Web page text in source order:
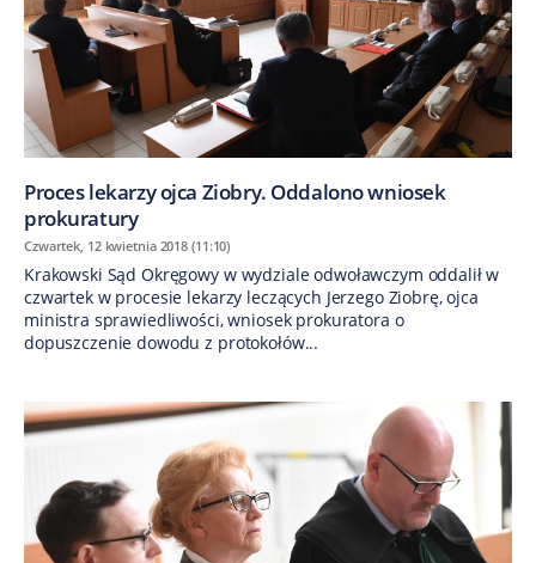
Proces lekarzy ojca Ziobry. Oddalono wniosek
prokuratury
Czwartek, 12 kwietnia 2018 (11:10)
Krakowski Sąd Okręgowy w wydziale odwoławczym oddalił w
czwartek w procesie lekarzy leczących Jerzego Ziobrę, ojca
ministra sprawiedliwości, wniosek prokuratora o
dopuszczenie dowodu z protokołów...